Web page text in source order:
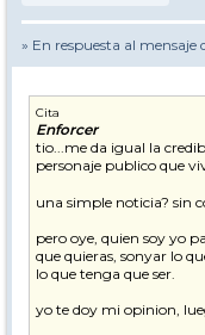
» En respuesta al mensaje
Cita
Enforcer
tio...me da igual la
personaje publico que
una simple noticia? sin
pero oye, quien soy yo
que quieras, sonyar lo
lo que tenga que ser.
yo te doy mi opinion,